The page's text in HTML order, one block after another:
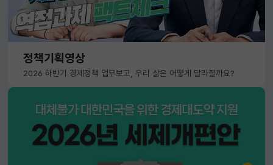
정책기획영상
2026 하반기 경제정책 업무보고, 우리 삶은 어떻게 달라질까요?